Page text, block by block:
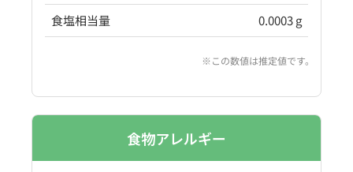
食塩相当量
0.0003 g
※この数値は推定値です。
食物アレルギー